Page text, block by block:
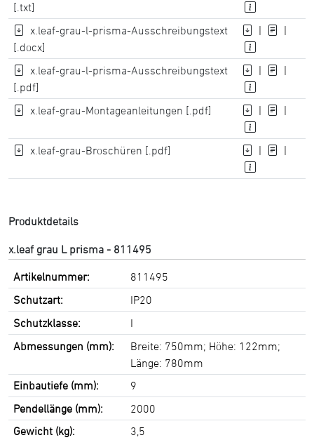
[.txt]
x.leaf-grau-l-prisma-Ausschreibungstext
[.docx]
| |
x.leaf-grau-l-prisma-Ausschreibungstext
[.pdf]
| |
x.leaf-grau-Montageanleitungen [.pdf] | |
x.leaf-grau-Broschüren [.pdf] | |
Produktdetails
x.leaf grau L prisma - 811495
Artikelnummer:
811495
Schutzart:
IP20
Schutzklasse:
I
Abmessungen (mm):
Breite: 750mm; Höhe: 122mm;
Länge: 780mm
Einbautiefe (mm):
9
Pendellänge (mm):
2000
Gewicht (kg):
3,5